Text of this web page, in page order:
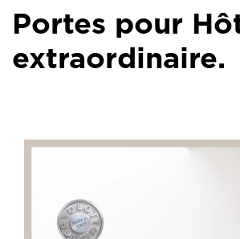
Portes pour
extraordinaire.